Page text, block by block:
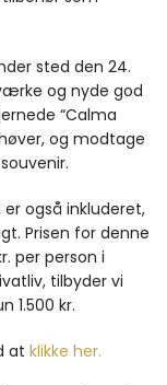
sted den 24.
og nyde god
“Calma
og modtage
også inkluderet,
Prisen for denne
per person i
tilbyder vi
1.500 kr.
at klikke her.